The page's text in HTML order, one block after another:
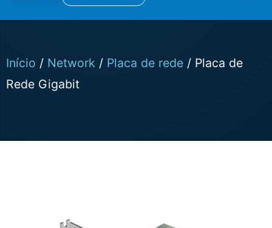
Início / Network / Placa de rede / Placa de
Rede Gigabit